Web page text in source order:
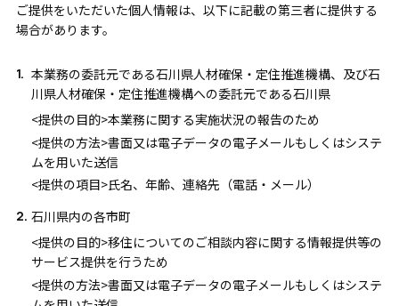
ご提供をいただいた個人情報は、以下に記載の第三者に提供する
場合があります。
本業務の委託元である石川県人材確保・定住推進機構、及び石
川県人材確保・定住推進機構への委託元である石川県
<提供の目的>本業務に関する実施状況の報告のため
<提供の方法>書面又は電子データの電子メールもしくはシステ
ムを用いた送信
<提供の項目>氏名、年齢、連絡先（電話・メール）
石川県内の各市町
<提供の目的>移住についてのご相談内容に関する情報提供等の
サービス提供を行うため
<提供の方法>書面又は電子データの電子メールもしくはシステ